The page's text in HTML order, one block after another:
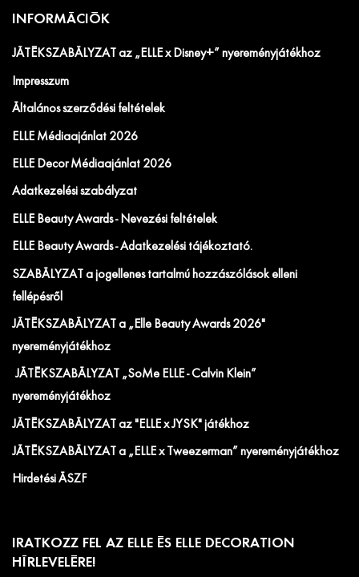
INFORMÁCIÓK
JÁTÉKSZABÁLYZAT az „ELLE x Disney+” nyereményjátékhoz
Impresszum
Általános szerződési feltételek
ELLE Médiaajánlat 2026
ELLE Decor Médiaajánlat 2026
Adatkezelési szabályzat
ELLE Beauty Awards - Nevezési feltételek
ELLE Beauty Awards - Adatkezelési tájékoztató.
SZABÁLYZAT a jogellenes tartalmú hozzászólások elleni
fellépésről
JÁTÉKSZABÁLYZAT a „Elle Beauty Awards 2026"
nyereményjátékhoz
JÁTÉKSZABÁLYZAT „SoMe ELLE - Calvin Klein”
nyereményjátékhoz
JÁTÉKSZABÁLYZAT az "ELLE x JYSK" játékhoz
JÁTÉKSZABÁLYZAT a „ELLE x Tweezerman” nyereményjátékhoz
Hirdetési ÁSZF
IRATKOZZ FEL AZ ELLE ÉS ELLE DECORATION
HÍRLEVELÉRE!